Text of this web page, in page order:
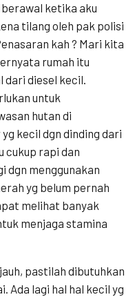
ketika aku
tilang oleh pak polisi
kah ? Mari kita
rumah itu
dari diesel kecil.
untuk
hutan di
kecil dgn dinding dari
cukup rapi dan
dgn menggunakan
yg belum pernah
melihat banyak
menjaga stamina
pastilah dibutuhkan
Ada lagi hal hal kecil yg